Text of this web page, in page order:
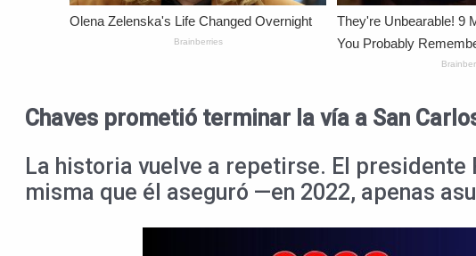
Chaves prometió terminar la vía a San
La historia vuelve a repetirse. El
misma que él aseguró —en 2022, apenas